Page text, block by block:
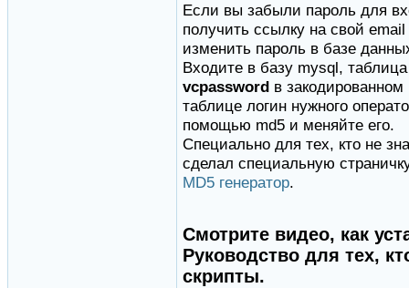
Если вы забыли пароль для
получить ссылку на свой
изменить пароль в базе
Входите в базу mysql,
vcpassword в
таблице логин нужного
помощью md5 и меняйте его.
Специально для тех, кто не
сделал специальную
MD5 генератор.
Смотрите видео, как
Руководство для тех,
скрипты.